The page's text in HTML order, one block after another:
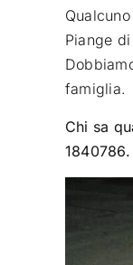
Piange
famiglia.
Chi sa
1840786.